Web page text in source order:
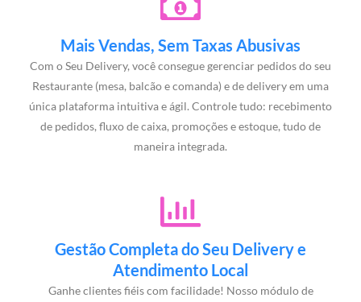
Mais Vendas, Sem Taxas Abusivas
Com o Seu Delivery, você consegue gerenciar pedidos do seu
Restaurante (mesa, balcão e comanda) e de delivery em uma
única plataforma intuitiva e ágil. Controle tudo: recebimento
de pedidos, fluxo de caixa, promoções e estoque, tudo de
maneira integrada.
Gestão Completa do Seu Delivery e
Atendimento Local
Ganhe clientes fiéis com facilidade! Nosso módulo de